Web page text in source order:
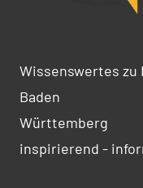
Wissenswertes zu
Baden
Württemberg
inspirierend -